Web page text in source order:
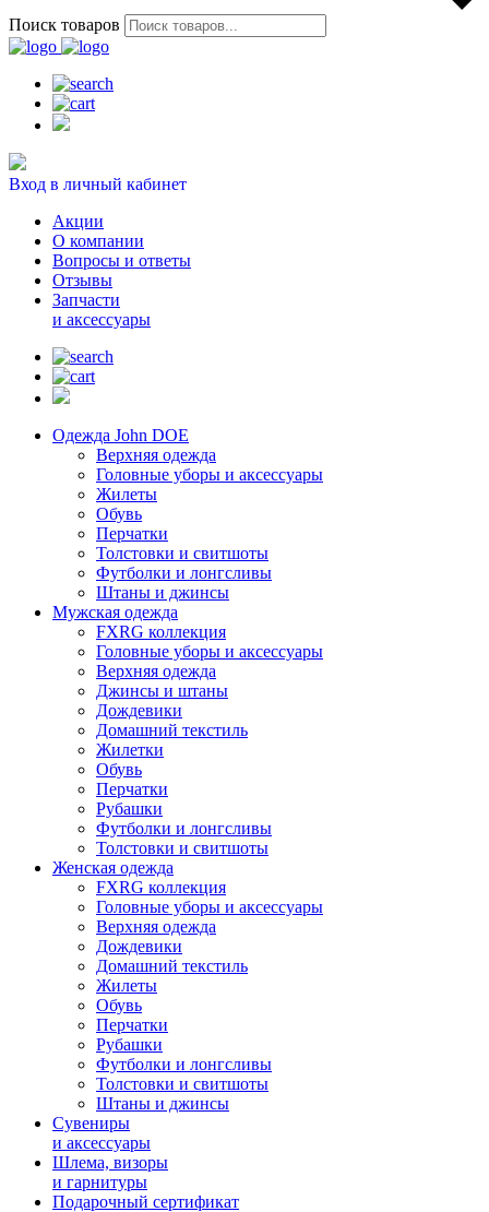
Поиск товаров
Вход в личный кабинет
Акции
О компании
Вопросы и ответы
Отзывы
Запчасти
и аксессуары
Одежда John DOE
Верхняя одежда
Головные уборы и аксессуары
Жилеты
Обувь
Перчатки
Толстовки и свитшоты
Футболки и лонгсливы
Штаны и джинсы
Мужская одежда
FXRG коллекция
Головные уборы и аксессуары
Верхняя одежда
Джинсы и штаны
Дождевики
Домашний текстиль
Жилетки
Обувь
Перчатки
Рубашки
Футболки и лонгсливы
Толстовки и свитшоты
Женская одежда
FXRG коллекция
Головные уборы и аксессуары
Верхняя одежда
Дождевики
Домашний текстиль
Жилеты
Обувь
Перчатки
Рубашки
Футболки и лонгсливы
Толстовки и свитшоты
Штаны и джинсы
Сувениры
и аксессуары
Шлема, визоры
и гарнитуры
Подарочный сертификат